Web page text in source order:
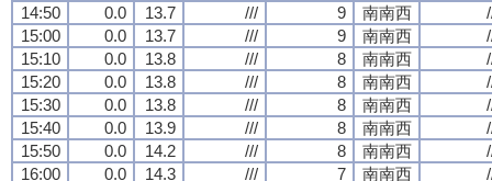
14:50 0.0 13.7 /// 9 南南西
15:00
0.0 13.7 /// 9 南南西
15:10
0.0 13.8 /// 8 南南西
15:20
0.0 13.8 /// 8 南南西
15:30
0.0 13.8 /// 8 南南西
15:40
0.0 13.9 /// 8 南南西
15:50
0.0 14.2 /// 8 南南西
16:00
0.0 14.3 /// 7 南南西